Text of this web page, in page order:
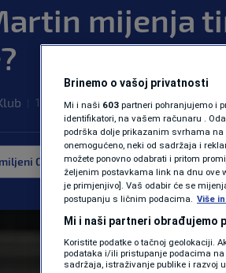
mijenja
12. maj. 2025. 15:40 | MOTO GP | 0
Google izvor Više
Brinemo o vašoj privatnosti
Mi i naši 603 partneri pohranjujemo i
identifikatori, na vašem računaru .
podrška dolje prikazanim svrhama na
onemogućeno, neki od sadržaja i
možete ponovno odabrati i pritom
željenim postavkama link na dnu ove
je primjenjivo]. Vaš odabir će se
postupanju s ličnim podacima. Više
Mi i naši partneri obrađujemo
Koristite podatke o tačnoj geolokaciji.
podataka i/ili pristupanje podacima
sadržaja, istraživanje publike i razvoj